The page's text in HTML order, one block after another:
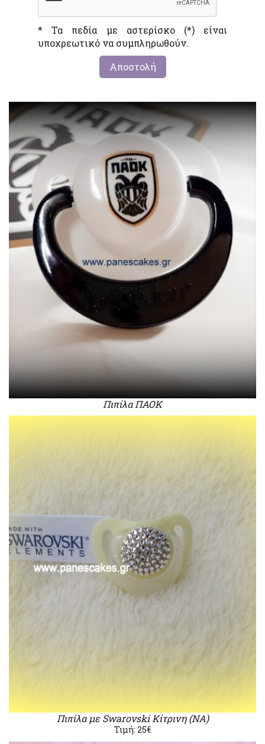
* Τα πεδία με αστερίσκο (*) είναι
υποχρεωτικό να συμπληρωθούν.
Πιπίλα ΠΑΟΚ
Πιπίλα με Swarovski Κίτρινη (ΝΑ)
Τιμή: 25€